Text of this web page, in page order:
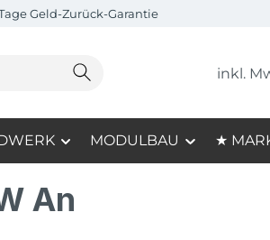
Geld-Zurück-Garantie
inkl.
MODULBAU ★
An